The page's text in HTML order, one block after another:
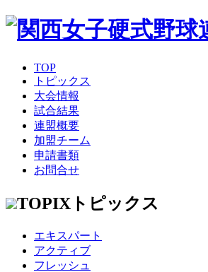
TOP
トピックス
大会情報
試合結果
連盟概要
加盟チーム
申請書類
お問合せ
TOPIX トピックス
エキスパート
アクティブ
フレッシュ